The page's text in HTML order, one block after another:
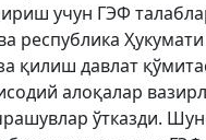
учун ГЭФ
қилиш давлат
алоқалар
ўтказди.